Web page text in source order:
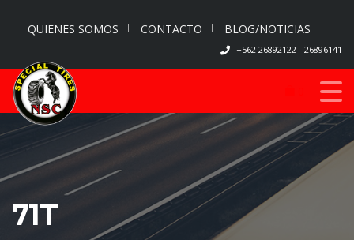
QUIENES SOMOS CONTACTO BLOG/NOTICIAS
+562 26892122 - 26896141
71T